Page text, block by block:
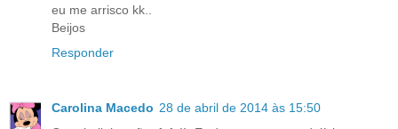
eu me arrisco kk..
Beijos
Responder
Carolina Macedo 28 de abril de 2014 às 15:50